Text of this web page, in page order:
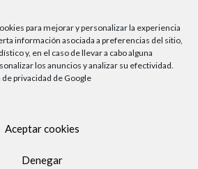
para mejorar y personalizar la experiencia
información asociada a preferencias del sitio,
y, en el caso de llevar a cabo alguna
los anuncios y analizar su efectividad.
de privacidad de Google
Aceptar cookies
Denegar